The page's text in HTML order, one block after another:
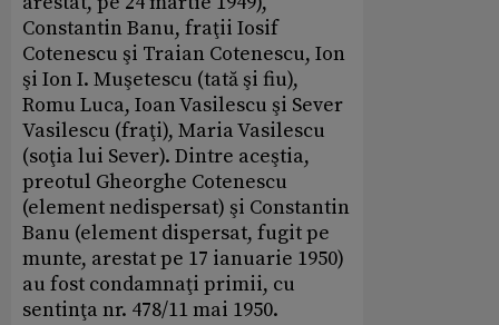
Constantin Banu, fraţii Iosif
Cotenescu şi Traian Cotenescu, Ion
şi Ion I. Muşetescu (tată şi fiu),
Romu Luca, Ioan Vasilescu şi Sever
Vasilescu (fraţi), Maria Vasilescu
(soţia lui Sever). Dintre aceştia,
preotul Gheorghe Cotenescu
(element nedispersat) şi Constantin
Banu (element dispersat, fugit pe
munte, arestat pe 17 ianuarie 1950)
au fost condamnaţi primii, cu
sentinţa nr. 478/11 mai 1950.